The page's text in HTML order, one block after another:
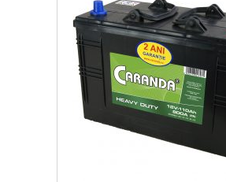
Redresoare
Accesorii Baterii
Fotovoltaice